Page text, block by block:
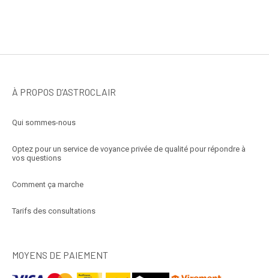
À PROPOS D’ASTROCLAIR
Qui sommes-nous
Optez pour un service de voyance privée de qualité pour répondre à
vos questions
Comment ça marche
Tarifs des consultations
MOYENS DE PAIEMENT